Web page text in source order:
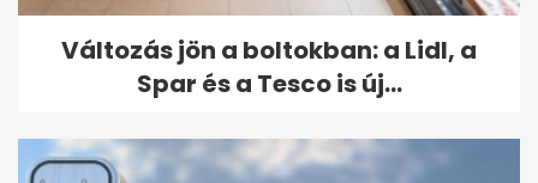
Változás jön a boltokban: a Lidl, a
Spar és a Tesco is új...